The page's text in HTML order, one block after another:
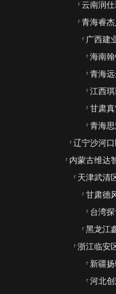
云南润
青海睿
广西建
海南翰
青海远
江西琪
甘肃真
青海思
辽宁沙河
内蒙古维达
天津武清
甘肃德
台湾
黑龙江
浙江临安
新疆
河北创